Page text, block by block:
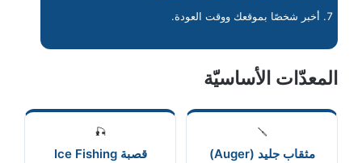
أخبر شخصًا بموقعك ووقت العودة.
المعدّات الأساسيّة
🪛
مثقاب جليد (Auger)
🎣
قصبة Ice Fishing